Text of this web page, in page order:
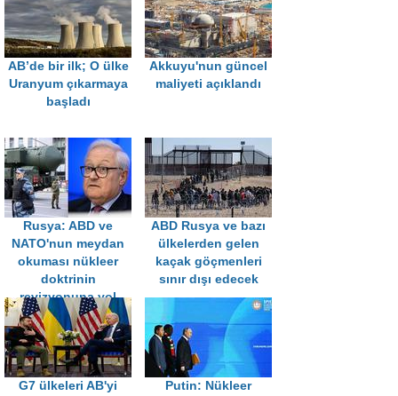
AB’de bir ilk; O ülke
Uranyum çıkarmaya
başladı
Akkuyu'nun güncel
maliyeti açıklandı
Rusya: ABD ve
NATO'nun meydan
okuması nükleer
doktrinin
revizyonuna yol
açabilir
ABD Rusya ve bazı
ülkelerden gelen
kaçak göçmenleri
sınır dışı edecek
G7 ülkeleri AB'yi
Putin: Nükleer